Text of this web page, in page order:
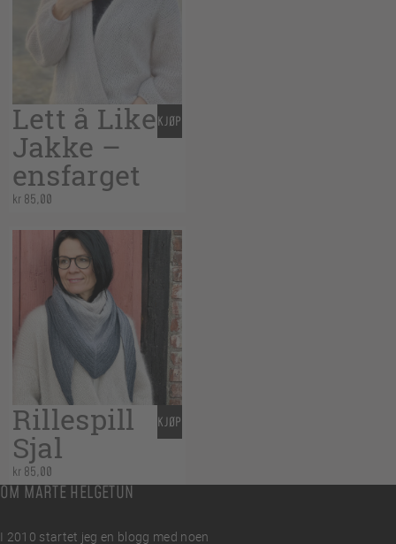
Lett å Like
Jakke –
ensfarget
kr85,00
KJØP
Rillespill
Sjal
kr85,00
KJØP
OM MARTE HELGETUN
I 2010 startet jeg en blogg med noen